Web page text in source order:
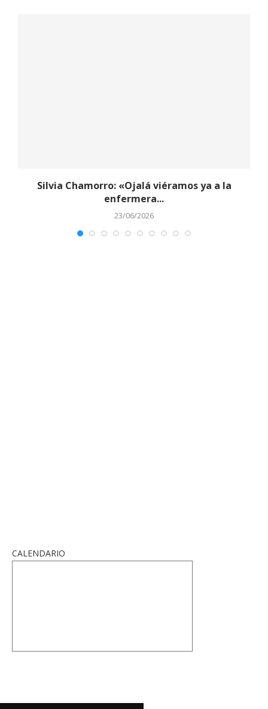
Silvia Chamorro: «Ojalá viéramos ya a la
enfermera...
23/06/2026
CALENDARIO